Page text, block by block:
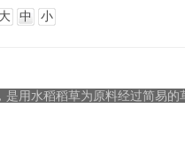
大 中 小
是用水稻稻草为原料经过简易的